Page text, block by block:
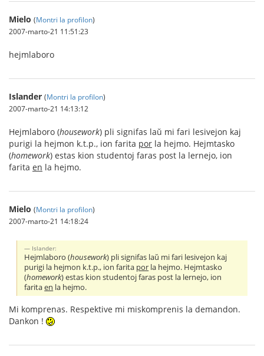
Mielo (Montri la profilon)
2007-marto-21 11:51:23
hejmlaboro
Islander (Montri la profilon)
2007-marto-21 14:13:12
Hejmlaboro (housework) pli signifas laŭ mi fari lesivejon kaj
purigi la hejmon k.t.p., ion farita por la hejmo. Hejmtasko
(homework) estas kion studentoj faras post la lernejo, ion
farita en la hejmo.
Mielo (Montri la profilon)
2007-marto-21 14:18:24
Islander:
Hejmlaboro (housework) pli signifas laŭ mi fari lesivejon kaj
purigi la hejmon k.t.p., ion farita por la hejmo. Hejmtasko
(homework) estas kion studentoj faras post la lernejo, ion
faritaen la hejmo.
Mi komprenas. Respektive mi miskomprenis la demandon.
Dankon !